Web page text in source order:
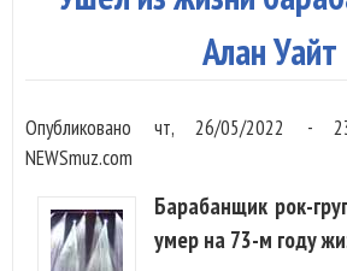
Алан Уайт
Опубликовано чт, 26/05/2022 -
NEWSmuz.com
Барабанщик рок-
умер на 73-м году